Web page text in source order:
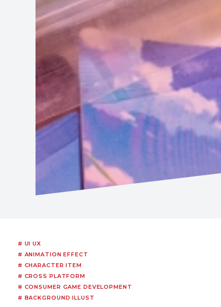
# UI UX
# ANIMATION EFFECT
# CHARACTER ITEM
# CROSS PLATFORM
# CONSUMER GAME DEVELOPMENT
# BACKGROUND ILLUST